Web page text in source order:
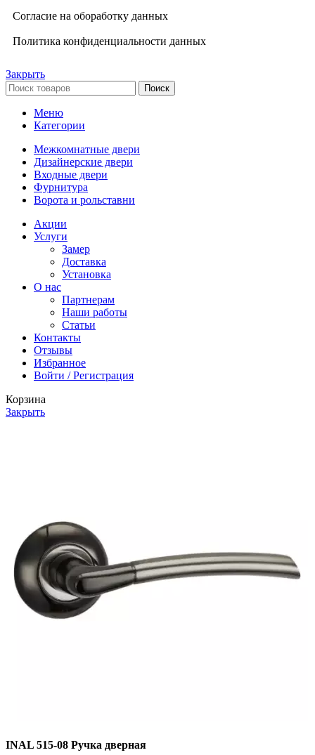
Согласие на обоработку данных
Политика конфиденциальности данных
Закрыть
Поиск
Меню
Категории
Межкомнатные двери
Дизайнерские двери
Входные двери
Фурнитура
Ворота и рольставни
Акции
Услуги
Замер
Доставка
Установка
О нас
Партнерам
Наши работы
Статьи
Контакты
Отзывы
Избранное
Войти / Регистрация
Корзина
Закрыть
INAL 515-08 Pучка дверная